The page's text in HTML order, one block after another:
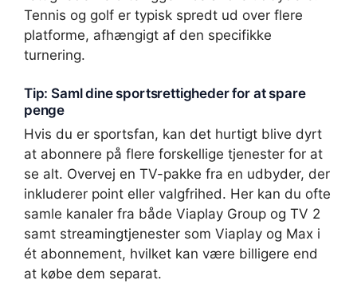
Tennis og golf er typisk spredt ud over flere
platforme, afhængigt af den specifikke
turnering.
Tip: Saml dine sportsrettigheder for at spare
penge
Hvis du er sportsfan, kan det hurtigt blive dyrt
at abonnere på flere forskellige tjenester for at
se alt. Overvej en TV-pakke fra en udbyder, der
inkluderer point eller valgfrihed. Her kan du ofte
samle kanaler fra både Viaplay Group og TV 2
samt streamingtjenester som Viaplay og Max i
ét abonnement, hvilket kan være billigere end
at købe dem separat.